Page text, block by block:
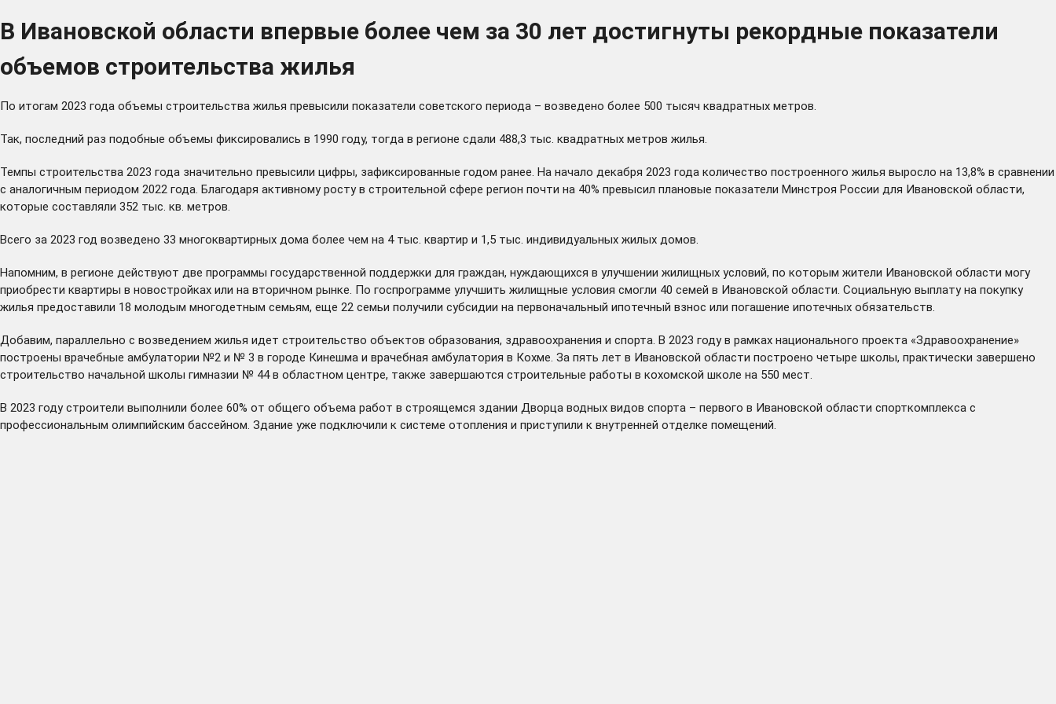
В Ивановской области впервые более чем за 30 лет достигнуты рекордные показатели
объемов строительства жилья
По итогам 2023 года объемы строительства жилья превысили показатели советского периода – возведено более 500 тысяч квадратных метров.
Так, последний раз подобные объемы фиксировались в 1990 году, тогда в регионе сдали 488,3 тыс. квадратных метров жилья.
Темпы строительства 2023 года значительно превысили цифры, зафиксированные годом ранее. На начало декабря 2023 года количество построенного жилья выросло на 13,8% в сравнении
с аналогичным периодом 2022 года. Благодаря активному росту в строительной сфере регион почти на 40% превысил плановые показатели Минстроя России для Ивановской области,
которые составляли 352 тыс. кв. метров.
Всего за 2023 год возведено 33 многоквартирных дома более чем на 4 тыс. квартир и 1,5 тыс. индивидуальных жилых домов.
Напомним, в регионе действуют две программы государственной поддержки для граждан, нуждающихся в улучшении жилищных условий, по которым жители Ивановской области могу
приобрести квартиры в новостройках или на вторичном рынке. По госпрограмме улучшить жилищные условия смогли 40 семей в Ивановской области. Социальную выплату на покупку
жилья предоставили 18 молодым многодетным семьям, еще 22 семьи получили субсидии на первоначальный ипотечный взнос или погашение ипотечных обязательств.
Добавим, параллельно с возведением жилья идет строительство объектов образования, здравоохранения и спорта. В 2023 году в рамках национального проекта «Здравоохранение»
построены врачебные амбулатории №2 и № 3 в городе Кинешма и врачебная амбулатория в Кохме. За пять лет в Ивановской области построено четыре школы, практически завершено
строительство начальной школы гимназии № 44 в областном центре, также завершаются строительные работы в кохомской школе на 550 мест.
В 2023 году строители выполнили более 60% от общего объема работ в строящемся здании Дворца водных видов спорта – первого в Ивановской области спорткомплекса с
профессиональным олимпийским бассейном. Здание уже подключили к системе отопления и приступили к внутренней отделке помещений.